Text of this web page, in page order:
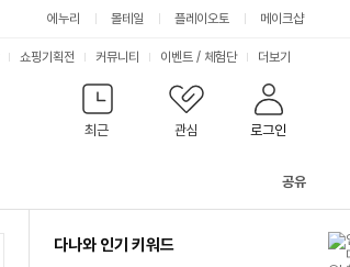
에누리 몰테일 플레이오토 메이크샵
최근 관심 로그인
쇼핑기획전 커뮤니티 이벤트 / 체험단 더보기
공유
다나와 인기 키워드